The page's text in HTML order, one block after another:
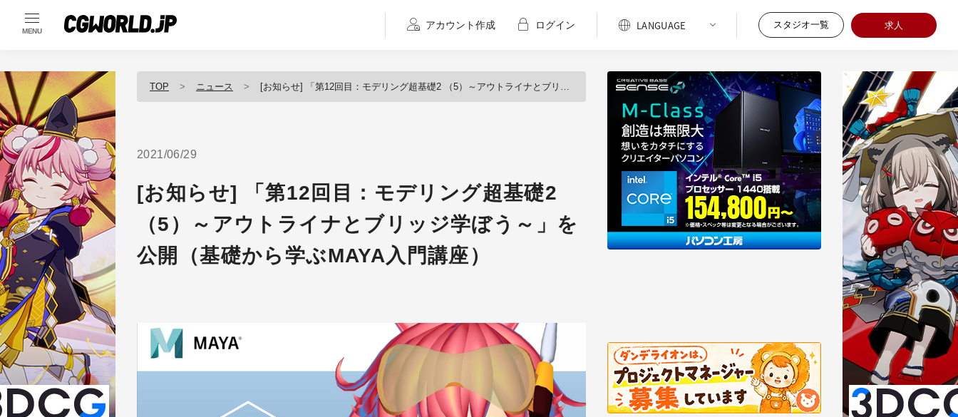
MENU
アカウント作成 ログイン スタジオ一覧 求人
TOP ニュース [お知らせ] 「第12回目：モデリング超基礎2 （5）～アウトライナとブリッジ学ぼう～」を公開（基礎から学ぶMAYA入門講座）
2021/06/29
[お知らせ] 「第12回目：モデリング超基礎2
（5）～アウトライナとブリッジ学ぼう～」を
公開（基礎から学ぶMAYA入門講座）